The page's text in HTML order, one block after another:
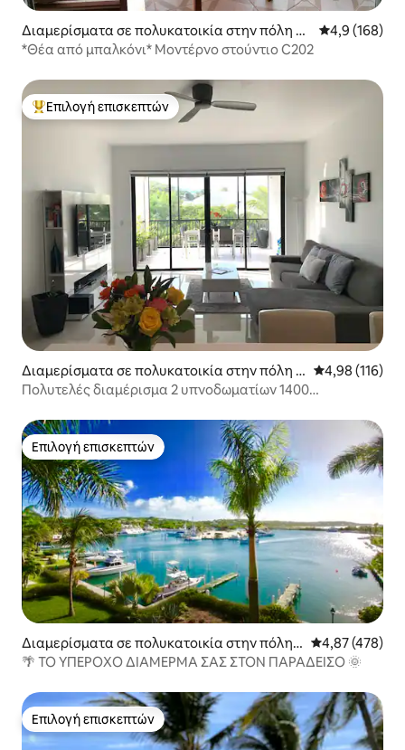
Διαμερίσματα σε πολυκατοικία στην πόλη Pr
ovidenciales
Μέση
4,9 (168)
*Θέα από μπαλκόνι* Μοντέρνο στούντιο C202
Κορυφαία επιλογή επισκεπτών
Επιλογή επισκεπτών
Διαμερίσματα σε πολυκατοικία στην πόλη G
race Bay
Μέση
4,98 (116)
Πολυτελές διαμέρισμα 2 υπνοδωματίων 1400
Επιλογή επισκεπτών
Επιλογή επισκεπτών
Διαμερίσματα σε πολυκατοικία στην πόλη P
rovidenciales and West Caicos
Μέση
4,87 (478)
🌴 ΤΟ ΥΠΈΡΟΧΟ ΔΙΑΜΈΡΜΑ ΣΑΣ ΣΤΟΝ ΠΑΡΑΔΕΊΣΟ 🌞
Επιλογή επισκεπτών
Επιλογή επισκεπτών